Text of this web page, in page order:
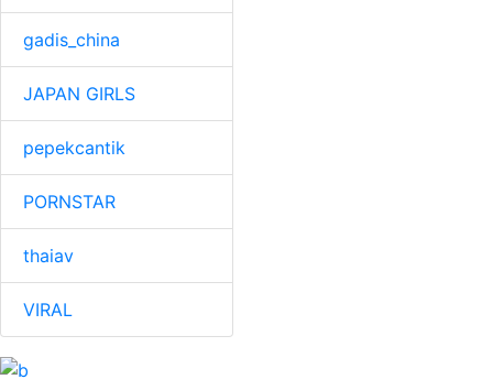
gadis_china
JAPAN GIRLS
pepekcantik
PORNSTAR
thaiav
VIRAL